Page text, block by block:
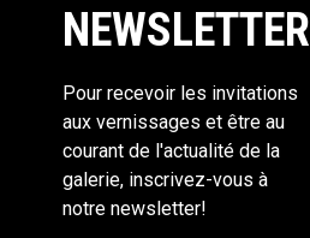
NEWSLETTER
Pour recevoir les invitations
aux vernissages et être au
courant de l'actualité de la
galerie, inscrivez-vous à
notre newsletter!